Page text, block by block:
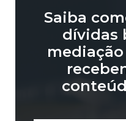
Saiba
dívidas